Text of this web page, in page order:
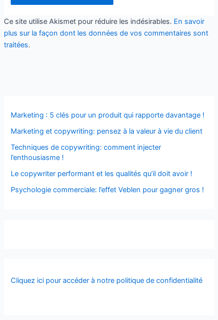
Ce site utilise Akismet pour réduire les indésirables. En savoir
plus sur la façon dont les données de vos commentaires sont
traitées.
Marketing : 5 clés pour un produit qui rapporte davantage !
Marketing et copywriting: pensez à la valeur à vie du client
Techniques de copywriting: comment injecter
l’enthousiasme !
Le copywriter performant et les qualités qu’il doit avoir !
Psychologie commerciale: l’effet Veblen pour gagner gros !
Cliquez ici pour accéder à notre politique de confidentialité